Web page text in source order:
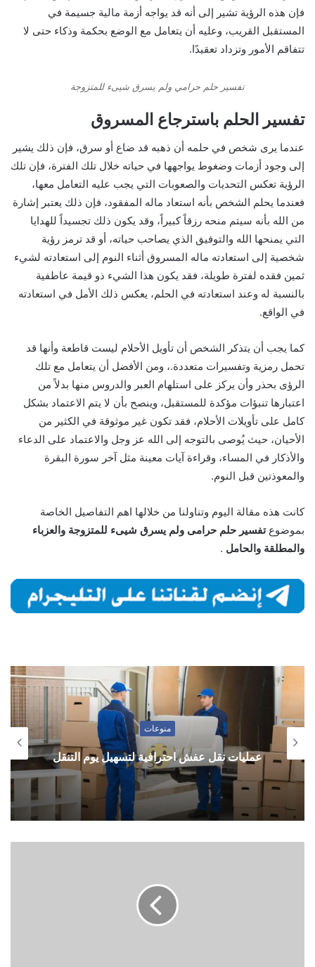
فإن هذه الرؤية تشير إلى أنه قد يواجه أزمة مالية جسيمة في
المستقبل القريب، وعليه أن يتعامل مع الوضع بحكمة وذكاء حتى لا
تتفاقم الأمور وتزداد تعقيدًا.
تفسير حلم حرامي ولم يسرق شيىء للمتزوجة
تفسير الحلم باسترجاع المسروق
عندما يرى شخص في حلمه أن ذهبه قد ضاع أو سرق، فإن ذلك يشير
إلى وجود أزمات وضغوط يواجهها في حياته خلال تلك الفترة، فإن تلك
الرؤية تعكس التحديات والصعوبات التي يجب عليه التعامل معها،
فعندما يحلم الشخص بأنه استعاد ماله المفقود، فإن ذلك يعتبر إشارة
من الله بأنه سيتم منحه رزقاً كبيراً، وقد يكون ذلك تجسيداً للهدايا
التي يمنحها الله والتوفيق الذي يصاحب حياته، أو قد ترمز رؤية
شخصية إلى استعادته ماله المسروق أثناء النوم إلى استعادته لشيء
ثمين فقده لفترة طويلة، فقد يكون هذا الشيء ذو قيمة عاطفية
بالنسبة له وعند استعادته في الحلم، يعكس ذلك الأمل في استعادته
في الواقع.
كما يجب أن يتذكر الشخص أن تأويل الأحلام ليست قاطعة وأنها قد
تحمل رمزية وتفسيرات متعددة.، ومن الأفضل أن يتعامل مع تلك
الرؤى بحذر وأن يركز على استلهام العبر والدروس منها بدلاً من
اعتبارها تنبؤات مؤكدة للمستقبل، وينصح بأن لا يتم الاعتماد بشكل
كامل على تأويلات الأحلام، فقد تكون غير موثوقة في الكثير من
الأحيان، حيث يُوصى بالتوجه إلى الله عز وجل والاعتماد على الدعاء
والأذكار في المساء، وقراءة آيات معينة مثل آخر سورة البقرة
والمعوذتين قبل النوم.
كانت هذه مقالة اليوم وتناولنا من خلالها اهم التفاصيل الخاصة
بموضوعتفسير حلم حرامى ولم يسرق شيىء للمتزوجة والعزباء
والمطلقة والحامل .
منوعات
عمليات نقل عفش احترافية لتسهيل يوم التنقل